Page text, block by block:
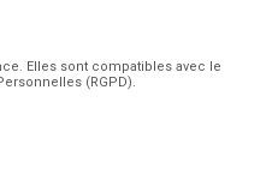
Elles sont compatibles avec le
(RGPD).